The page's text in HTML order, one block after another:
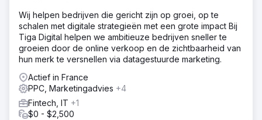
Wij helpen bedrijven die gericht zijn op groei, op te
schalen met digitale strategieën met een grote impact Bij
Tiga Digital helpen we ambitieuze bedrijven sneller te
groeien door de online verkoop en de zichtbaarheid van
hun merk te versnellen via datagestuurde marketing.
Actief in France
PPC, Marketingadvies +4
Fintech, IT +1
$0 - $2,500